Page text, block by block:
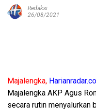
Redaksi
26/08/2021
Majalengka,
Majalengka AKP Agus
secara rutin menyalurkan